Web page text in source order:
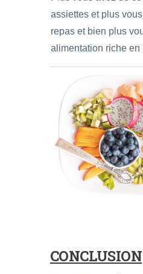
assiettes et plus
repas et bien plus
alimentation riche en
CONCLUSION